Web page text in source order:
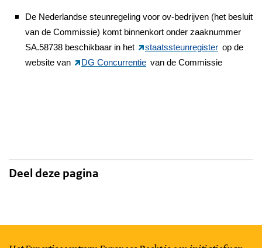
De Nederlandse steunregeling voor ov-bedrijven (het besluit
van de Commissie) komt binnenkort onder zaaknummer
SA.58738 beschikbaar in het
staatssteunregister op de
website van
DG Concurrentie van de Commissie
Deel deze pagina